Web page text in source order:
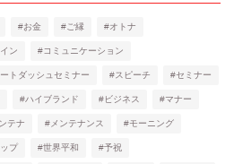
#お金 #ご縁 #オトナ
ン #コミュニケーション
トダッシュセミナー #スピーチ #セミナー
#ハイブランド #ビジネス #マナー
テナ #メンテナンス #モーニング
プ #世界平和 #予祝